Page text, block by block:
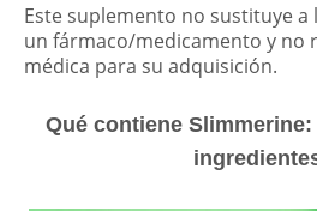
Este suplemento no sustituye a
un fármaco/medicamento y no
médica para su adquisición.
Qué contiene